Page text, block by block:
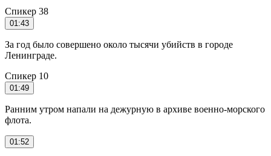
Спикер 38
01:43
За год было совершено около тысячи убийств в городе
Ленинграде.
Спикер 10
01:49
Ранним утром напали на дежурную в архиве военно-морского
флота.
01:52